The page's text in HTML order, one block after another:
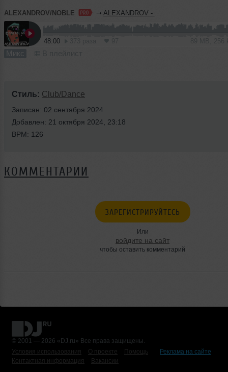
ALEXANDROV/NOBLE ➝ ALEXANDROV - CONTROL MIX Vol.28
48:00
Микс
Стиль: Club/Dance
Записан: 02 сентября 2024
Добавлен: 21 октября 2024, 23:18
BPM: 126
КОММЕНТАРИИ
ЗАРЕГИСТРИРУЙТЕСЬ
Или
войдите на сайт
чтобы оставить комментарий
© 2001 — 2026 «DJ.ru» Все права защищены.
Условия использования
О проекте Помощь
Реклама на сайте
Контактная информация
Вакансии